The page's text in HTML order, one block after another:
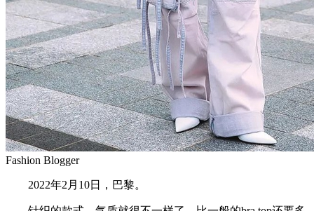
Fashion Blogger
2022年2月10日，巴黎。